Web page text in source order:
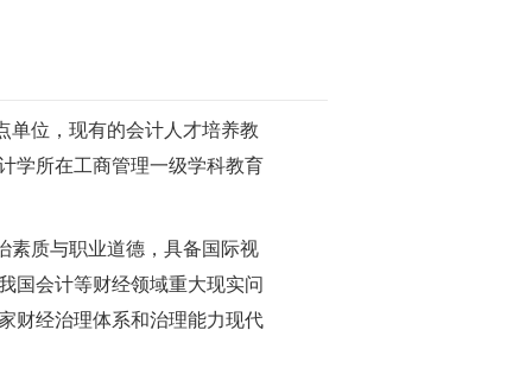
单位，现有的会计人才培养教
学所在工商管理一级学科教育
素质与职业道德，具备国际视
国会计等财经领域重大现实问
财经治理体系和治理能力现代